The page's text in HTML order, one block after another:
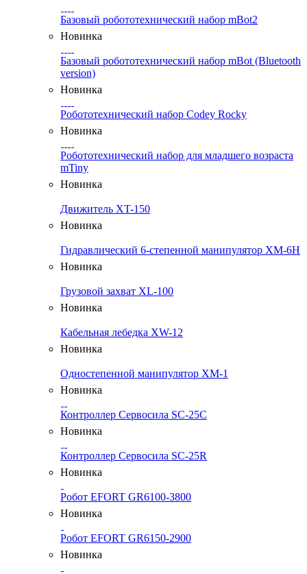
Базовый робототехнический набор mBot2
Новинка
Базовый робототехнический набор mBot (Bluetooth
version)
Новинка
Робототехнический набор Codey Rocky
Новинка
Робототехнический набор для младшего возраста
mTiny
Новинка
Движитель XT-150
Новинка
Гидравлический 6-степенной манипулятор XM-6H
Новинка
Грузовой захват XL-100
Новинка
Кабельная лебедка XW-12
Новинка
Одностепенной манипулятор XM-1
Новинка
Контроллер Сервосила SC-25C
Новинка
Контроллер Сервосила SC-25R
Новинка
Робот EFORT GR6100-3800
Новинка
Робот EFORT GR6150-2900
Новинка